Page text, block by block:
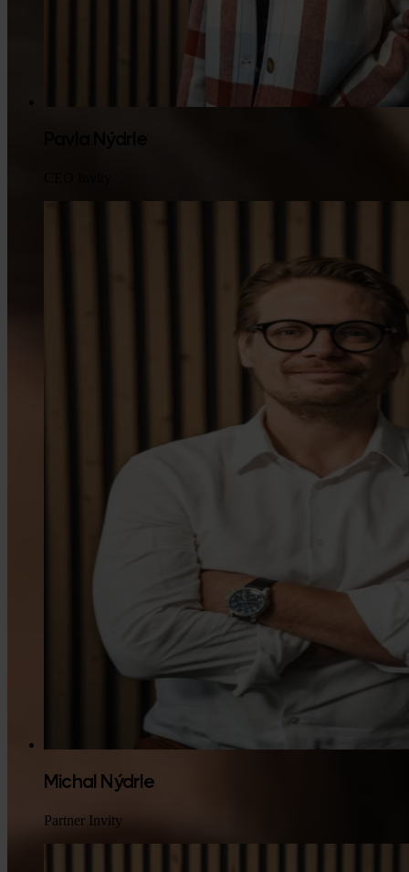
Michal Nýdrle
Partner Invity